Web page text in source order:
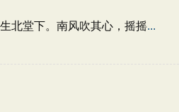
北堂下。南风吹其心，摇摇...